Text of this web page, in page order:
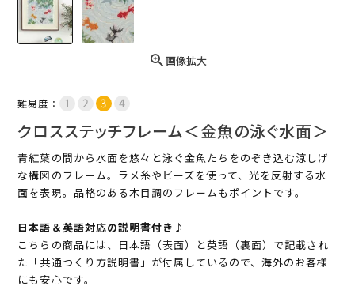
画像拡大
難易度：
クロスステッチフレーム＜金魚の泳ぐ水面＞
青紅葉の間から水面を悠々と泳ぐ金魚たちをのぞき込む涼しげ
な構図のフレーム。ラメ糸やビーズを使って、光を反射する水
面を表現。品格のある木目調のフレームもポイントです。
日本語＆英語対応の説明書付き♪
こちらの商品には、日本語（表面）と英語（裏面）で記載され
た「共通つくり方説明書」が付属しているので、海外のお客様
にも安心です。